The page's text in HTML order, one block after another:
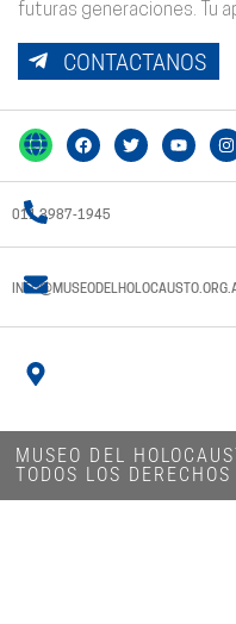
futuras generaciones. Tu
CONTACTANOS
011 3987-1945
MUSEO DEL
TODOS LOS